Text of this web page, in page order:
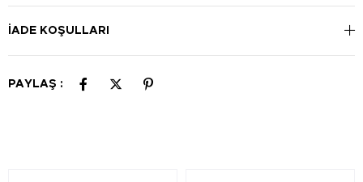
İADE KOŞULLARI
PAYLAŞ :